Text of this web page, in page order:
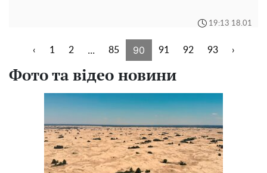
19:13 18.01
‹ 1 2 ... 85 90 91 92 93 ›
Фото та відео новини